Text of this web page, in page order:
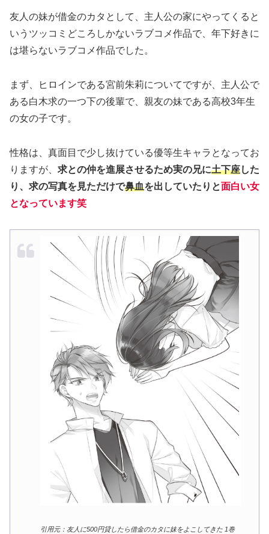
友人の妹が借金のカタとして、主人公の家にやってくると
いうツッコミどころしかないラブコメ作品で、年下好きに
は堪らないラブコメ作品でした。
まず、ヒロインである宮前朱莉についてですが、主人公で
ある白木求の一つ下の後輩で、親友の妹である高校3年生
の女の子です。
性格は、真面目で少し抜けている優等生キャラとなってお
りますが、 求との仲を進展させるため実の兄に土下座した
り、求の写真を見ただけで鼻血を出していたりと面白い女
となっています笑
引用元：友人に500円貸したら借金のカタに妹をよこしてきた 1巻